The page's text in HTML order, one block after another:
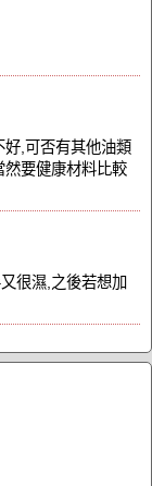
好,可否有其他油類
然要健康材料比較
很濕,之後若想加